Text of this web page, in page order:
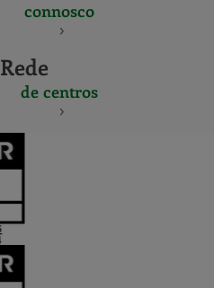
connosco
Rede
de centros